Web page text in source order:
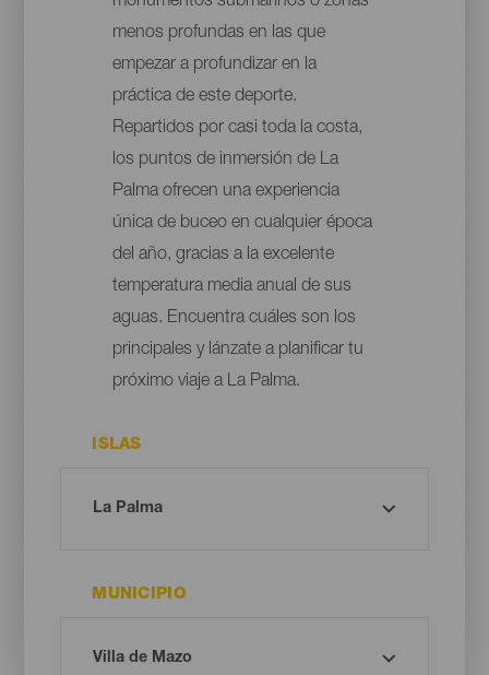
menos profundas en las que
empezar a profundizar en la
práctica de este deporte.
Repartidos por casi toda la costa,
los puntos de inmersión de La
Palma ofrecen una experiencia
única de buceo en cualquier época
del año, gracias a la excelente
temperatura media anual de sus
aguas. Encuentra cuáles son los
principales y lánzate a planificar tu
próximo viaje a La Palma.
ISLAS
MUNICIPIO